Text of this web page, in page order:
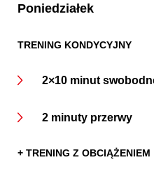
Poniedziałek
TRENING KONDYCYJNY
2×10 minut
2 minuty przerwy
+ TRENING Z OBCIĄŻENIEM